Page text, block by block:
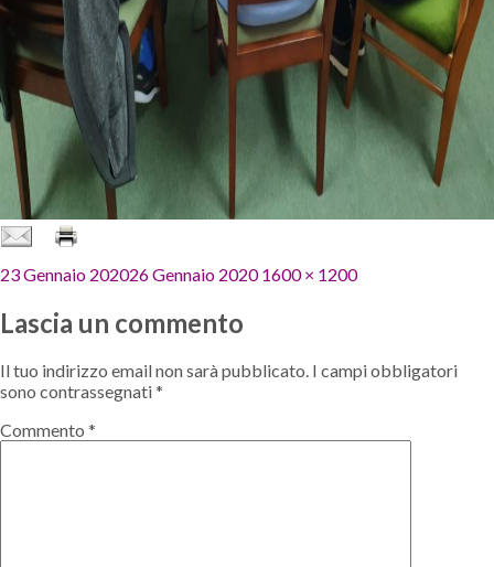
Pubblicato
23 Gennaio 202026 Gennaio 2020 Dimensione
1600 × 1200
Lascia un commento
Il tuo indirizzo email non sarà pubblicato. I campi obbligatori
sono contrassegnati*
Commento *